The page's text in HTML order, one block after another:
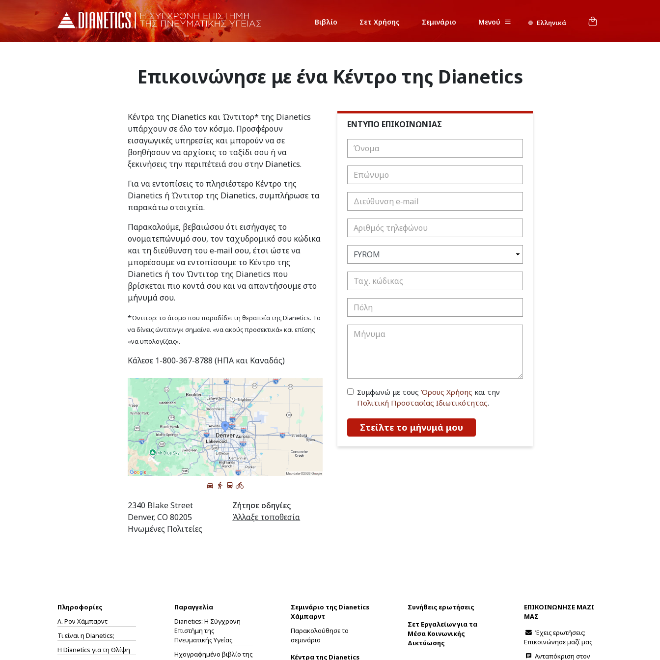
Βιβλίο Σετ Χρήσης Σεμινάριο Μενού Ελληνικά
Επικοινώνησε με ένα Κέντρο της Dianetics
Κέντρα της Dianetics και Ώντιτορ* της Dianetics
υπάρχουν σε όλο τον κόσμο. Προσφέρουν
εισαγωγικές υπηρεσίες και μπορούν να σε
βοηθήσουν να αρχίσεις το ταξίδι σου ή να
ξεκινήσεις την περιπέτειά σου στην Dianetics.
Για να εντοπίσεις το πλησιέστερο Κέντρο της
Dianetics ή Ώντιτορ της Dianetics, συμπλήρωσε τα
παρακάτω στοιχεία.
Παρακαλούμε, βεβαιώσου ότι εισήγαγες το
ονοματεπώνυμό σου, τον ταχυδρομικό σου κώδικα
και τη διεύθυνση του e‑mail σου, έτσι ώστε να
μπορέσουμε να εντοπίσουμε το Κέντρο της
Dianetics ή τον Ώντιτορ της Dianetics που
βρίσκεται πιο κοντά σου και να απαντήσουμε στο
μήνυμά σου.
*Ώντιτορ: το άτομο που παραδίδει τη θεραπεία της Dianetics. Το
να δίνεις ώντιτινγκ σημαίνει «να ακούς προσεκτικά» και επίσης
«να υπολογίζεις».
Κάλεσε 1-800-367-8788 (ΗΠΑ και Καναδάς)
2340 Blake Street
Denver, CO 80205
Ηνωμένες Πολιτείες
Ζήτησε οδηγίες
Άλλαξε τοποθεσία
ΕΝΤΥΠΟ ΕΠΙΚΟΙΝΩΝΙΑΣ
Συμφωνώ με τους Όρους Χρήσης και την
Πολιτική Προστασίας Ιδιωτικότητας.
Στείλτε το μήνυμά μου
Πληροφορίες
Λ. Ρον Χάμπαρντ
Τι είναι η Dianetics;
Η Dianetics για τη Θλίψη
Παραγγελία
Dianetics: Η Σύγχρονη
Επιστήμη της
Πνευματικής Υγείας
Ηχογραφημένο βιβλίο της
Σεμινάριο της Dianetics
Χάμπαρντ
Παρακολούθησε το
σεμινάριο
Κέντρα της Dianetics
Συνήθεις ερωτήσεις
Σετ Εργαλείων για τα
Μέσα Κοινωνικής
Δικτύωσης
ΕΠΙΚΟΙΝΩΝΗΣΕ ΜΑΖΙ
ΜΑΣ
Έχεις ερωτήσεις;
Επικοινώνησε μαζί μας
Ανταπόκριση στον